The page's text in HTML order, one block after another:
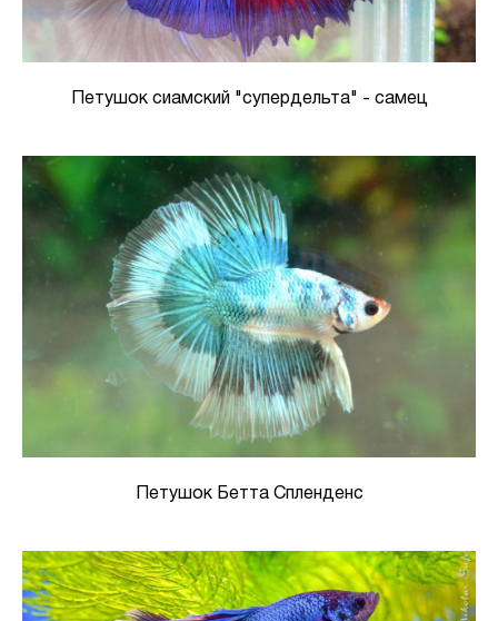
Петушок сиамский "супердельта" - самец
Петушок Бетта Спленденс